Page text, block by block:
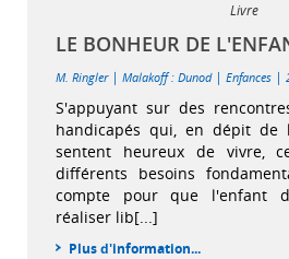
Livre
LE BONHEUR DE
M. Ringler | Malakoff : Dunod| Enfances |
S'appuyant sur des
handicapés qui, en dépit de
sentent heureux de vivre,
différents besoins
compte pour que l'enfant
réaliser lib[...]
Plus d'information...